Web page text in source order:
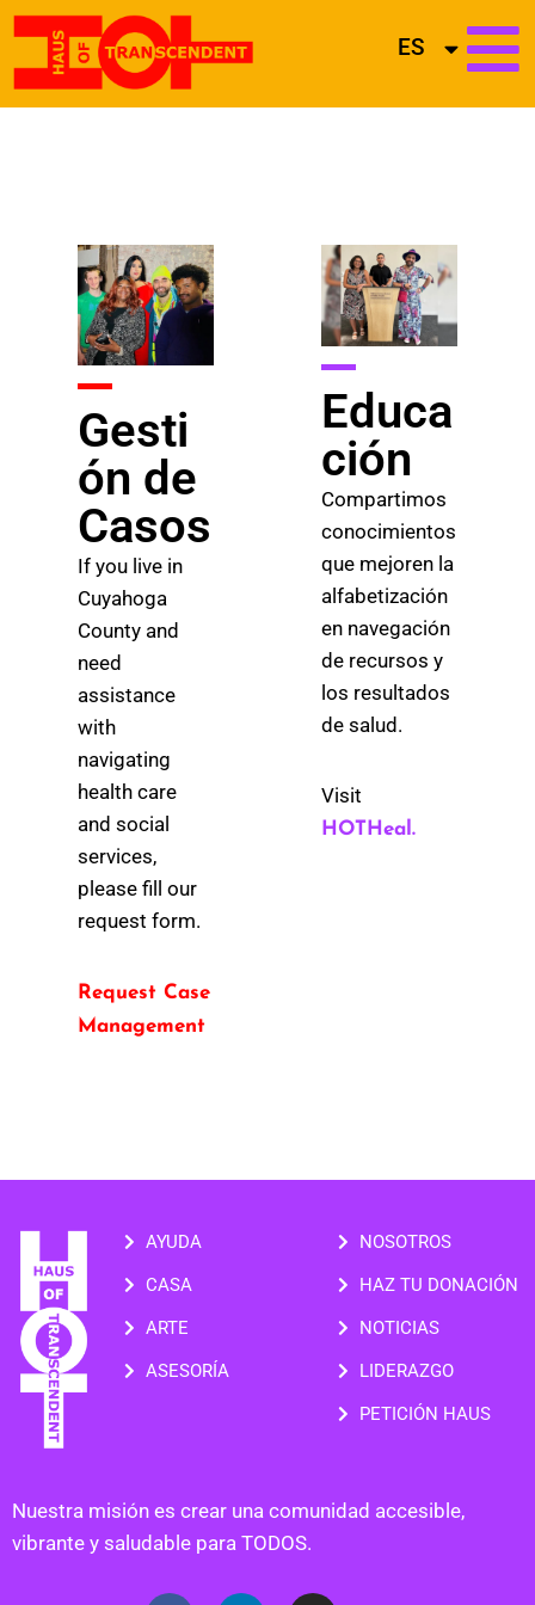
ES
Gesti
ón de
Casos
If you live in
Cuyahoga
County and
need
assistance
with
navigating
health care
and social
services,
please fill our
request form.
Request Case
Management
Educa
ción
Compartimos
conocimientos
que mejoren la
alfabetización
en navegación
de recursos y
los resultados
de salud.
Visit
HOTHeal.
AYUDA
CASA
ARTE
ASESORÍA
NOSOTROS
HAZ TU DONACIÓN
NOTICIAS
LIDERAZGO
PETICIÓN HAUS
Nuestra misión es crear una comunidad accesible,
vibrante y saludable para TODOS.